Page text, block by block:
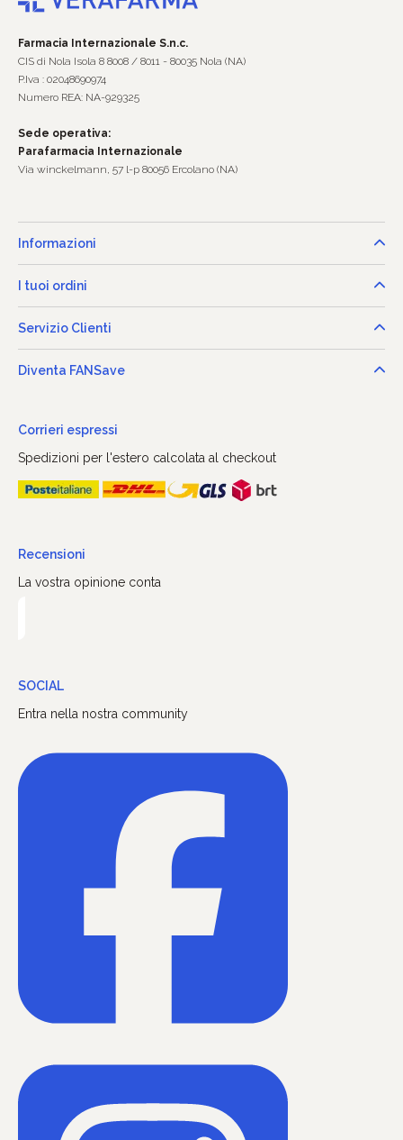
Farmacia Internazionale S.n.c.
CIS di Nola Isola 8 8008 / 8011 - 80035 Nola (NA)
P.Iva : 02048690974
Numero REA: NA-929325
Sede operativa:
Parafarmacia Internazionale
Via winckelmann, 57 l-p 80056 Ercolano (NA)
Informazioni
I tuoi ordini
Servizio Clienti
Diventa FANSave
Corrieri espressi
Spedizioni per l'estero calcolata al checkout
Recensioni
La vostra opinione conta
SOCIAL
Entra nella nostra community